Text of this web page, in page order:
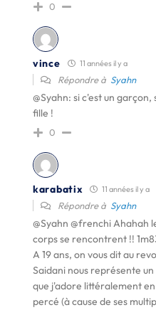
0
vince 11 années il y a
Répondre à Syahn
@Syahn: si c'est un
fille !
0
karabatix 11 années il y a
Répondre à Syahn
@Syahn @frenchi Ahahah
corps se rencontrent !!
A 19 ans, on vous dit au
Saidani nous représente
que j'adore littéralement
percé (à cause de ses